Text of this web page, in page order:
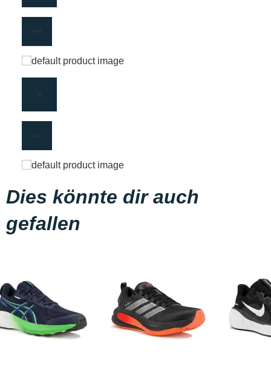
Dies könnte dir auch
gefallen